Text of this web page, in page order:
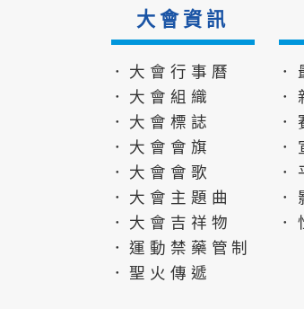
大會資訊
．大會行事曆
．大會組織
．大會標誌
．大會會旗
．大會會歌
．大會主題曲
．大會吉祥物
．運動禁藥管制
．聖火傳遞